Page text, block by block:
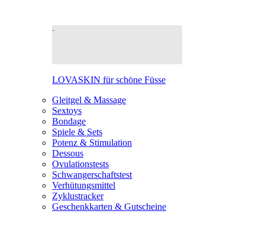
LOVASKIN für schöne Füsse
Gleitgel & Massage
Sextoys
Bondage
Spiele & Sets
Potenz & Stimulation
Dessous
Ovulationstests
Schwangerschaftstest
Verhütungsmittel
Zyklustracker
Geschenkkarten & Gutscheine